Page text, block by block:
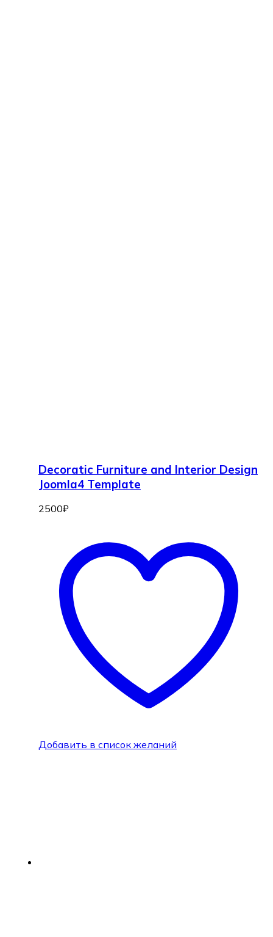
Decoratic Furniture and Interior Design
Joomla4 Template
2500₽
Добавить в список желаний